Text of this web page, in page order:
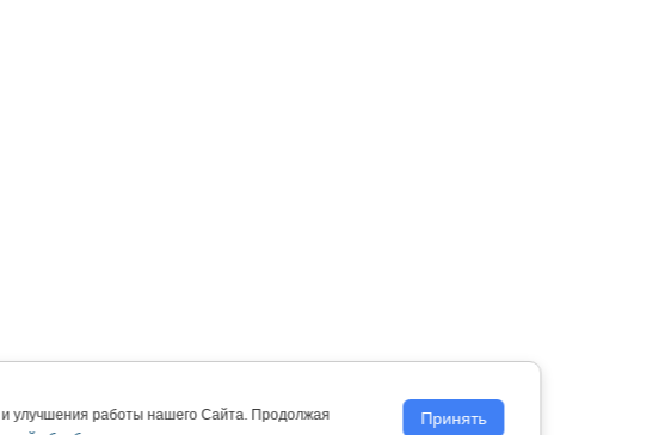
улучшения работы нашего Сайта. Продолжая
Принять